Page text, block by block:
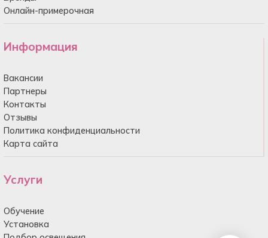
Онлайн-примерочная
Информация
Вакансии
Партнеры
Контакты
Отзывы
Политика конфиденциальности
Карта сайта
Услуги
Обучение
Установка